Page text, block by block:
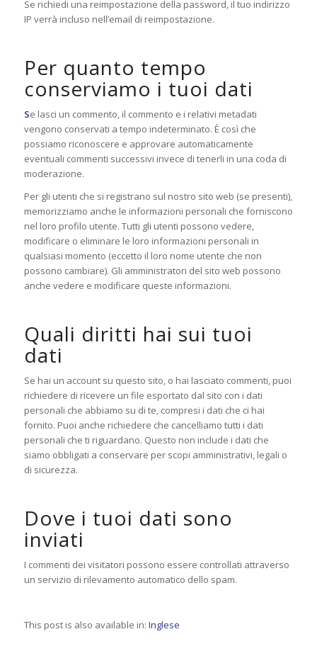
Se richiedi una reimpostazione della password, il tuo indirizzo
IP verrà incluso nell’email di reimpostazione.
Per quanto tempo
conserviamo i tuoi dati
Se lasci un commento, il commento e i relativi metadati
vengono conservati a tempo indeterminato. È così che
possiamo riconoscere e approvare automaticamente
eventuali commenti successivi invece di tenerli in una coda di
moderazione.
Per gli utenti che si registrano sul nostro sito web (se presenti),
memorizziamo anche le informazioni personali che forniscono
nel loro profilo utente. Tutti gli utenti possono vedere,
modificare o eliminare le loro informazioni personali in
qualsiasi momento (eccetto il loro nome utente che non
possono cambiare). Gli amministratori del sito web possono
anche vedere e modificare queste informazioni.
Quali diritti hai sui tuoi
dati
Se hai un account su questo sito, o hai lasciato commenti, puoi
richiedere di ricevere un file esportato dal sito con i dati
personali che abbiamo su di te, compresi i dati che ci hai
fornito. Puoi anche richiedere che cancelliamo tutti i dati
personali che ti riguardano. Questo non include i dati che
siamo obbligati a conservare per scopi amministrativi, legali o
di sicurezza.
Dove i tuoi dati sono
inviati
I commenti dei visitatori possono essere controllati attraverso
un servizio di rilevamento automatico dello spam.
This post is also available in: Inglese